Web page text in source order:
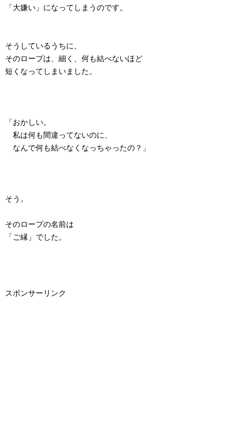
「大嫌い」になってしまうのです。
そうしているうちに、
そのロープは、細く、何も結べないほど
短くなってしまいました。
「おかしい。
私は何も間違ってないのに、
なんで何も結べなくなっちゃったの？」
そう。
そのロープの名前は
「ご縁」でした。
スポンサーリンク